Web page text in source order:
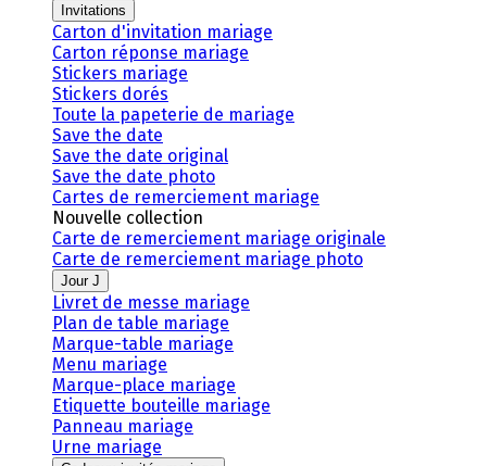
Invitations
Carton d'invitation mariage
Carton réponse mariage
Stickers mariage
Stickers dorés
Toute la papeterie de mariage
Save the date
Save the date original
Save the date photo
Cartes de remerciement mariage
Nouvelle collection
Carte de remerciement mariage originale
Carte de remerciement mariage photo
Jour J
Livret de messe mariage
Plan de table mariage
Marque-table mariage
Menu mariage
Marque-place mariage
Etiquette bouteille mariage
Panneau mariage
Urne mariage